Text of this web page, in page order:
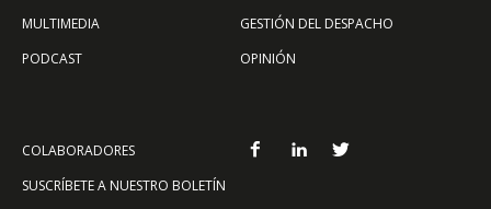
MULTIMEDIA
PODCAST
GESTIÓN DEL DESPACHO
OPINIÓN
COLABORADORES
SUSCRÍBETE A NUESTRO BOLETÍN